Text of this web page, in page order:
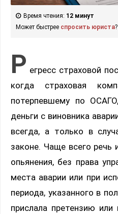
Время чтения: 12 минут
Может быстрее спросить юриста
Р егресс страховой
когда страховая
потерпевшему по
деньги с виновника
всегда, а только в
законе. Чаще всего
опьянения, без права
места аварии или при
периода, указанного в
прислала претензию